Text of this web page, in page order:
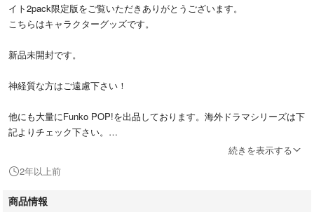
イト2pack限定版をご覧いただきありがとうございます。
こちらはキャラクターグッズです。
新品未開封です。
神経質な方はご遠慮下さい！
他にも大量にFunko POP!を出品しております。海外ドラマシリーズは下
記よりチェック下さい。
#FUNKOPOP
#Netflix
#strangerthings
続きを表示する
2年以上前
商品情報